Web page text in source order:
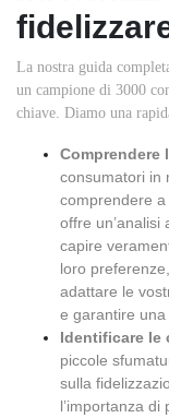
La nostra guida
un campione di 3000
chiave. Diamo una
Comprendere
consumatori in
comprendere
offre un’analisi
capire
loro
adattare le
e garantire una
Identificare le
piccole
sulla
l’importanza